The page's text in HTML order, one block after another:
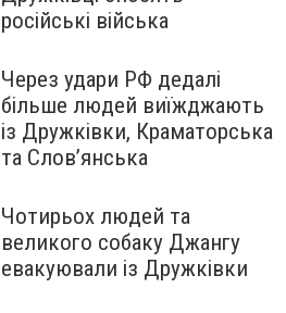
російські війська
Через удари РФ дедалі
більше людей виїжджають
із Дружківки, Краматорська
та Слов’янська
Чотирьох людей та
великого собаку Джангу
евакуювали із Дружківки